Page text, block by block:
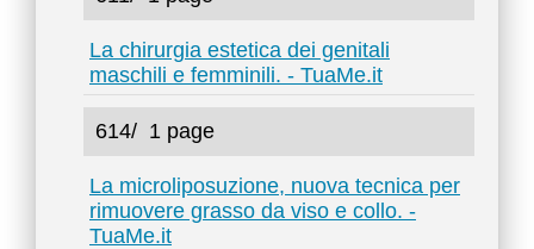
La chirurgia estetica dei genitali
maschili e femminili. - TuaMe.it
614/ 1 page
La microliposuzione, nuova tecnica per
rimuovere grasso da viso e collo. -
TuaMe.it